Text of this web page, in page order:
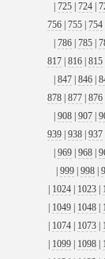
|
724
|
725
|
754
|
755
|
756
|
785
|
786
|
815
|
816
|
817
|
846
|
847
|
876
|
877
|
878
|
907
|
908
|
937
|
938
|
939
|
968
|
969
|
|
998
|
999
|
1023
|
1024
|
1048
|
1049
|
1073
|
1074
|
1098
|
1099